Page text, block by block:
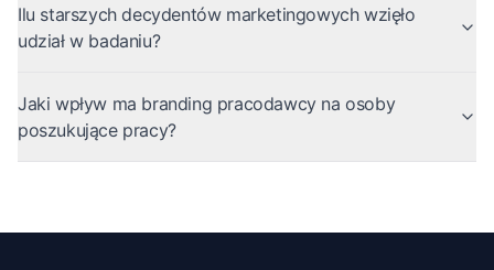
Ilu starszych decydentów marketingowych wzięło
udział w badaniu?
Jaki wpływ ma branding pracodawcy na osoby
poszukujące pracy?